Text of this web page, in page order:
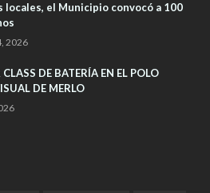
locales, el Municipio convocó a 100
2026
DE BATERÍA EN EL POLO
DE MERLO